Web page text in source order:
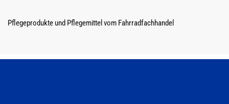
Pflegeprodukte und Pflegemittel vom Fahrradfachhandel